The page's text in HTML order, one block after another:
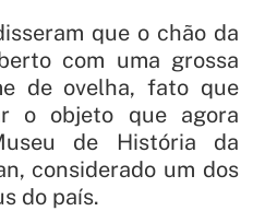
que o chão da
com uma grossa
de ovelha, fato que
o objeto que agora
de História da
considerado um dos
do país.